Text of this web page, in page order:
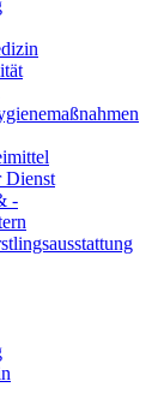
Dienst
-